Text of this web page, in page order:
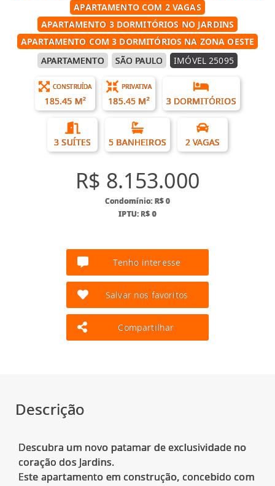
APARTAMENTO COM 2 VAGAS
APARTAMENTO 3 DORMITÓRIOS NO JARDINS
APARTAMENTO COM 3 DORMITÓRIOS NA ZONA OESTE
APARTAMENTO
SÃO PAULO IMÓVEL 25095
CONSTRUÍDA
185.45 M²
PRIVATIVA
185.45 M² 3 DORMITÓRIOS
3 SUÍTES 5 BANHEIROS 2 VAGAS
R$ 8.153.000
Condomínio: R$ 0
IPTU: R$ 0
Tenho interesse
Salvar nos favoritos
Compartilhar
Descrição
Descubra um novo patamar de exclusividade no
coração dos Jardins.
Este apartamento em construção, concebido com